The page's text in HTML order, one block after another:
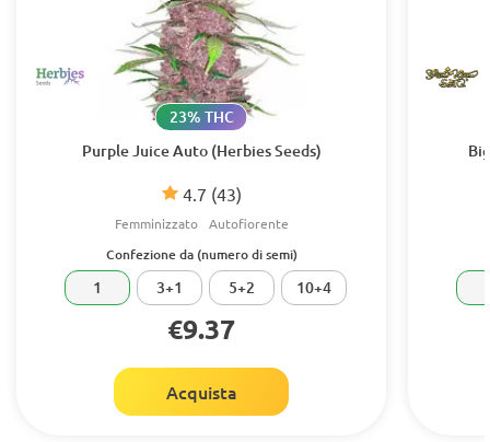
Purple Juice Auto (Herbies Seeds)
4.7 (43)
23% THC
Femminizzato Autofiorente
Confezione da (numero di semi)
1 3+1 5+2 10+4
€9.37
Acquista